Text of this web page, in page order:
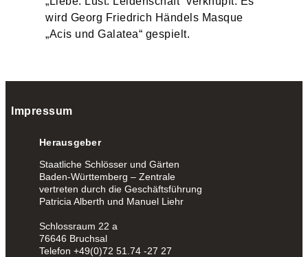
wird Georg Friedrich Händels Masque
„Acis und Galatea“ gespielt.
Impressum
Herausgeber
Staatliche Schlösser und Gärten
Baden-Württemberg – Zentrale
vertreten durch die Geschäftsführung
Patricia Alberth und Manuel Liehr
Schlossraum 22 a
76646 Bruchsal
Telefon +49(0)72 51.74 -27 27